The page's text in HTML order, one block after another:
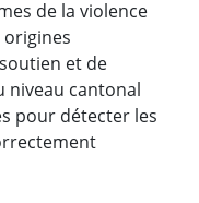
de la violence
origines
et de
niveau cantonal
pour détecter les